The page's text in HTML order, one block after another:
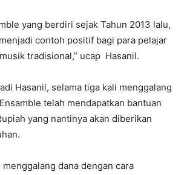
yang berdiri sejak Tahun 2013 lalu,
contoh positif bagi para pelajar
tradisional,” ucap Hasanil.
Hasanil, selama tiga kali menggalang
telah mendapatkan bantuan
yang nantinya akan diberikan
menggalang dana dengan cara